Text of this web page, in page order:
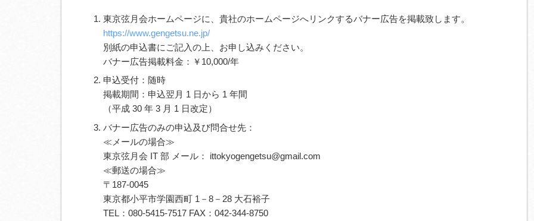
東京弦月会ホームページに、貴社のホームページへリンクするバナー広告を掲載致します。
https://www.gengetsu.ne.jp/
別紙の申込書にご記入の上、お申し込みください。
バナー広告掲載料金：￥10,000/年
申込受付：随時
掲載期間：申込翌月 1 日から 1 年間
（平成 30 年 3 月 1 日改定）
バナー広告のみの申込及び問合せ先：
≪メールの場合≫
東京弦月会 IT 部 メール： ittokyogengetsu@gmail.com
≪郵送の場合≫
〒187-0045
東京都小平市学園西町 1－8－28 大石裕子
TEL：080-5415-7517 FAX：042-344-8750